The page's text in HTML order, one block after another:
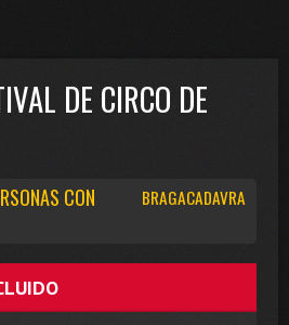
DE CIRCO DE
BRAGACADAVRA
CON